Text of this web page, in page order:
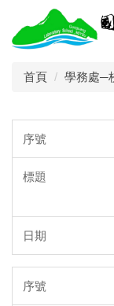
到
主
首頁 學務處─